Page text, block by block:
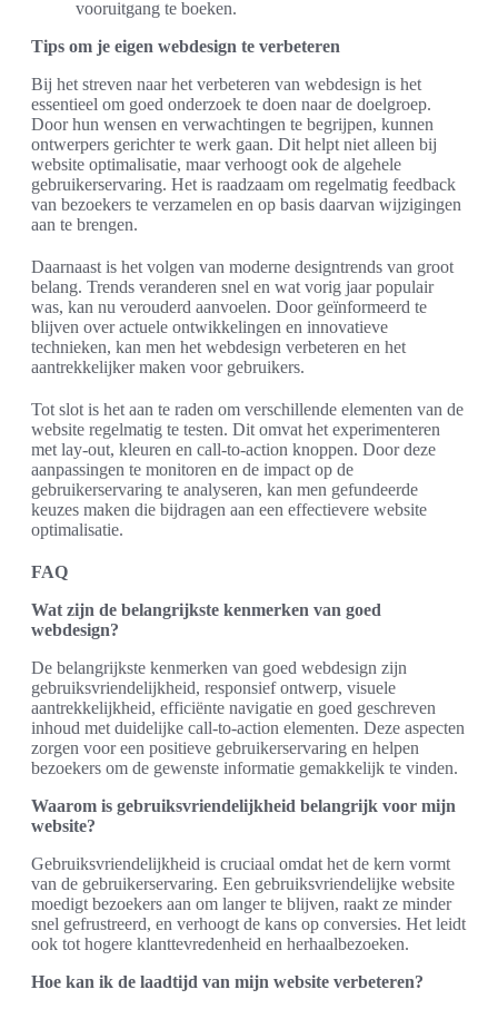
vooruitgang te boeken.
Tips om je eigen webdesign te verbeteren
Bij het streven naar het verbeteren van webdesign is het
essentieel om goed onderzoek te doen naar de doelgroep.
Door hun wensen en verwachtingen te begrijpen, kunnen
ontwerpers gerichter te werk gaan. Dit helpt niet alleen bij
website optimalisatie, maar verhoogt ook de algehele
gebruikerservaring. Het is raadzaam om regelmatig feedback
van bezoekers te verzamelen en op basis daarvan wijzigingen
aan te brengen.
Daarnaast is het volgen van moderne designtrends van groot
belang. Trends veranderen snel en wat vorig jaar populair
was, kan nu verouderd aanvoelen. Door geïnformeerd te
blijven over actuele ontwikkelingen en innovatieve
technieken, kan men het webdesign verbeteren en het
aantrekkelijker maken voor gebruikers.
Tot slot is het aan te raden om verschillende elementen van de
website regelmatig te testen. Dit omvat het experimenteren
met lay-out, kleuren en call-to-action knoppen. Door deze
aanpassingen te monitoren en de impact op de
gebruikerservaring te analyseren, kan men gefundeerde
keuzes maken die bijdragen aan een effectievere website
optimalisatie.
FAQ
Wat zijn de belangrijkste kenmerken van goed
webdesign?
De belangrijkste kenmerken van goed webdesign zijn
gebruiksvriendelijkheid, responsief ontwerp, visuele
aantrekkelijkheid, efficiënte navigatie en goed geschreven
inhoud met duidelijke call-to-action elementen. Deze aspecten
zorgen voor een positieve gebruikerservaring en helpen
bezoekers om de gewenste informatie gemakkelijk te vinden.
Waarom is gebruiksvriendelijkheid belangrijk voor mijn
website?
Gebruiksvriendelijkheid is cruciaal omdat het de kern vormt
van de gebruikerservaring. Een gebruiksvriendelijke website
moedigt bezoekers aan om langer te blijven, raakt ze minder
snel gefrustreerd, en verhoogt de kans op conversies. Het leidt
ook tot hogere klanttevredenheid en herhaalbezoeken.
Hoe kan ik de laadtijd van mijn website verbeteren?